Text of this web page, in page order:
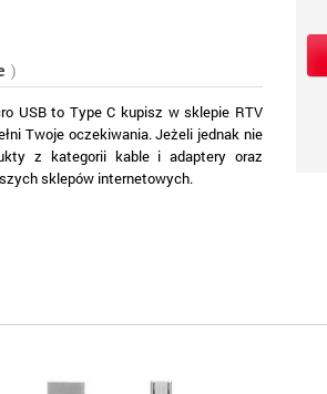
)
USB to Type C kupisz w sklepie RTV
Twoje oczekiwania. Jeżeli jednak nie
z kategorii kable i adaptery oraz
sklepów internetowych.